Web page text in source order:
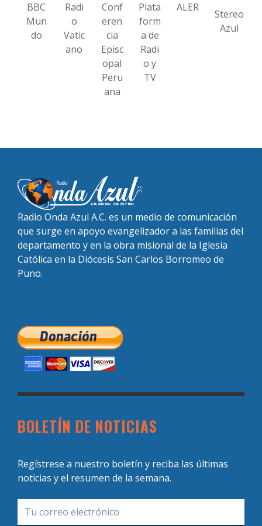
BBC
Mun
do
Radi
o
Vatic
ano
Conf
eren
cia
Episc
opal
Peru
ana
Plata
form
a de
Radi
o y
TV
ALER
Stereo
Azul
Radio Onda Azul A.C. es un medio de comunicación
que surge en apoyo evangelizador a las familias del
departamento y en la obra misional de la Iglesia
Católica en la Diócesis San Carlos Borromeo de
Puno.
BOLETÍN DE NOTICIAS
Regístrese a nuestro boletín y reciba las últimas
noticias y el resumen de la semana.